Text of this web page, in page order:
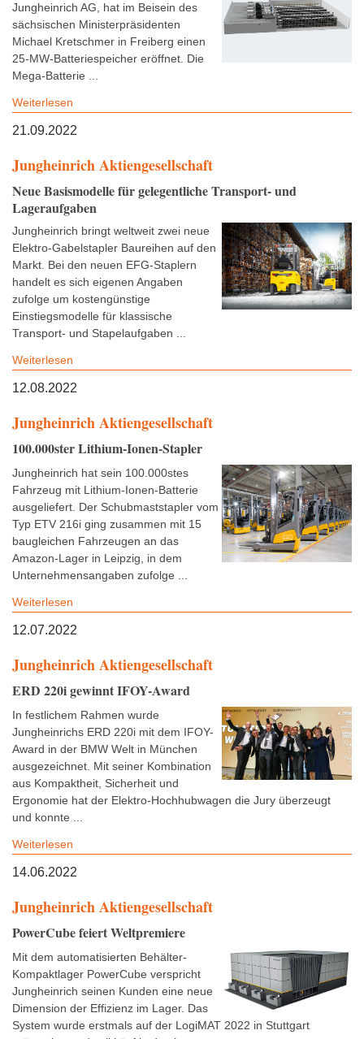
Jungheinrich AG, hat im Beisein des
sächsischen Ministerpräsidenten
Michael Kretschmer in Freiberg einen
25-MW-Batteriespeicher eröffnet. Die
Mega-Batterie ...
Weiterlesen
21.09.2022
Jungheinrich Aktiengesellschaft
Neue Basismodelle für gelegentliche Transport- und
Lageraufgaben
Jungheinrich bringt weltweit zwei neue
Elektro-Gabelstapler Baureihen auf den
Markt. Bei den neuen EFG-Staplern
handelt es sich eigenen Angaben
zufolge um kostengünstige
Einstiegsmodelle für klassische
Transport- und Stapelaufgaben ...
Weiterlesen
12.08.2022
Jungheinrich Aktiengesellschaft
100.000ster Lithium-Ionen-Stapler
Jungheinrich hat sein 100.000stes
Fahrzeug mit Lithium-Ionen-Batterie
ausgeliefert. Der Schubmaststapler vom
Typ ETV 216i ging zusammen mit 15
baugleichen Fahrzeugen an das
Amazon-Lager in Leipzig, in dem
Unternehmensangaben zufolge ...
Weiterlesen
12.07.2022
Jungheinrich Aktiengesellschaft
ERD 220i gewinnt IFOY-Award
In festlichem Rahmen wurde
Jungheinrichs ERD 220i mit dem IFOY-
Award in der BMW Welt in München
ausgezeichnet. Mit seiner Kombination
aus Kompaktheit, Sicherheit und
Ergonomie hat der Elektro-Hochhubwagen die Jury überzeugt
und konnte ...
Weiterlesen
14.06.2022
Jungheinrich Aktiengesellschaft
PowerCube feiert Weltpremiere
Mit dem automatisierten Behälter-
Kompaktlager PowerCube verspricht
Jungheinrich seinen Kunden eine neue
Dimension der Effizienz im Lager. Das
System wurde erstmals auf der LogiMAT 2022 in Stuttgart